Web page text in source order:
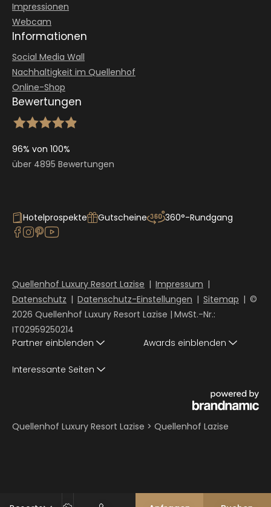
Impressionen
Webcam
Informationen
Social Media Wall
Nachhaltigkeit im Quellenhof
Online-Shop
Bewertungen
96% von 100%
über 4895 Bewertungen
Hotelprospekte Gutscheine 360°-Rundgang
Quellenhof Luxury Resort Lazise | Impressum |
Datenschutz | Datenschutz-Einstellungen | Sitemap | ©
2026 Quellenhof Luxury Resort Lazise | MwSt.-Nr.:
IT02959250214
Partner einblenden
Awards einblenden
Interessante Seiten
Quellenhof Luxury Resort Lazise > Quellenhof Lazise